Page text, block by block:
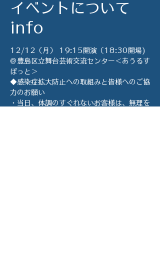
イベントについて
info
12/12（月） 19:15開演（18:30開場)
＠豊島区立舞台芸術交流センター＜あうるす
ぽっと＞
◆感染症拡大防止への取組みと皆様へのご協
力のお願い
・当日、体調のすぐれないお客様は、無理を